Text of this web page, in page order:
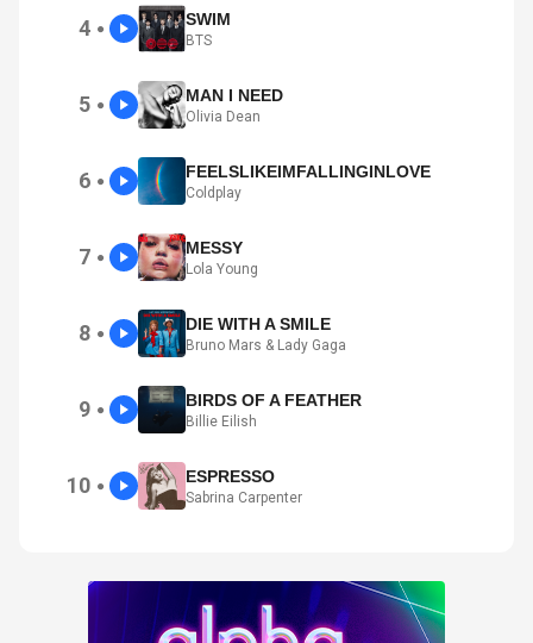
4 ● SWIM
BTS
5 ● MAN I NEED
Olivia Dean
6 ● FEELSLIKEIMFALLINGINLOVE
Coldplay
7 ● MESSY
Lola Young
8 ● DIE WITH A SMILE
Bruno Mars & Lady Gaga
9 ● BIRDS OF A FEATHER
Billie Eilish
10 ● ESPRESSO
Sabrina Carpenter